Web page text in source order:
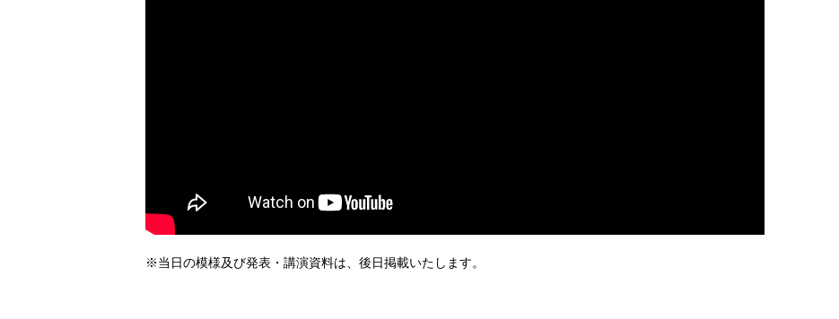
※当日の模様及び発表・講演資料は、後日掲載いたします。